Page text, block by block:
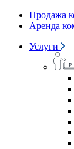
Продажа
Аренда
Услуги